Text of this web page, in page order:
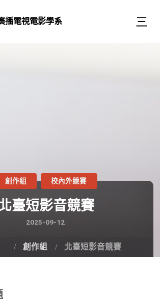
播電視電影學系
臺短影音競賽
2025-09-12
創作組 校內外競賽
創作組 北臺短影音競賽